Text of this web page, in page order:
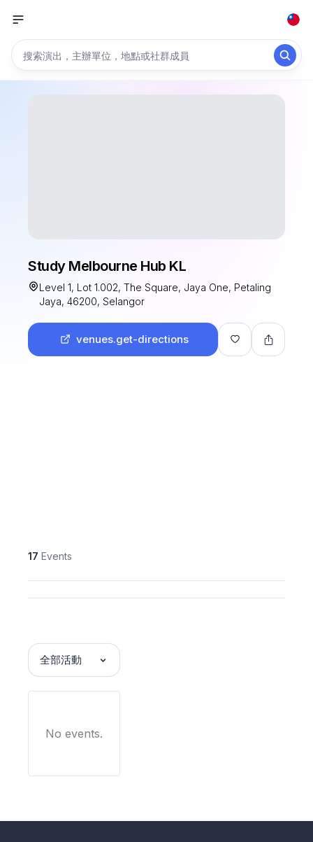
Study Melbourne Hub KL
Level 1, Lot 1.002, The Square, Jaya One, Petaling
Jaya, 46200, Selangor
venues.get-directions
17 Events
全部活動
No events.